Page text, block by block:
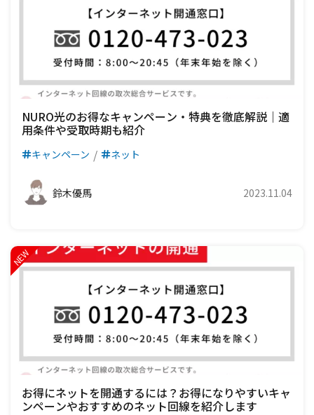
NURO光のお得なキャンペーン・特典を徹底解説｜適
用条件や受取時期も紹介
キャンペーン ネット
鈴木優馬 2023.11.04
お得にネットを開通するには？お得になりやすいキャ
ンペーンやおすすめのネット回線を紹介します